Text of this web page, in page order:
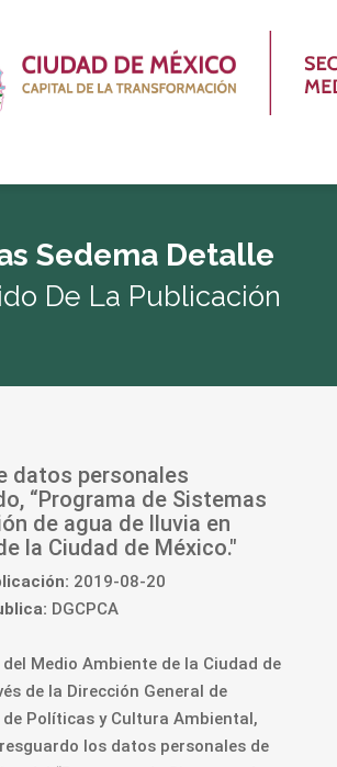
Sedema Detalle
De La Publicación
datos personales
“Programa de Sistemas
de agua de lluvia en
la Ciudad de México."
2019-08-20
DGCPCA
Medio Ambiente de la Ciudad de
de la Dirección General de
Políticas y Cultura Ambiental,
los datos personales de